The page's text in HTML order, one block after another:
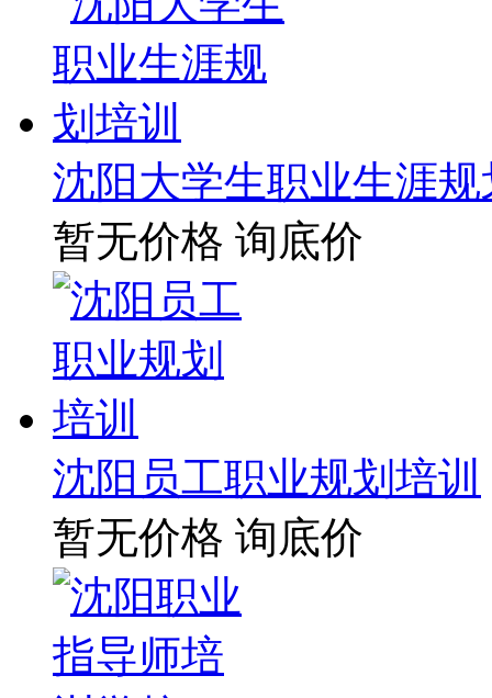
沈阳大学生职业生涯
暂无价格 询底价
沈阳员工职业规划培训
暂无价格 询底价